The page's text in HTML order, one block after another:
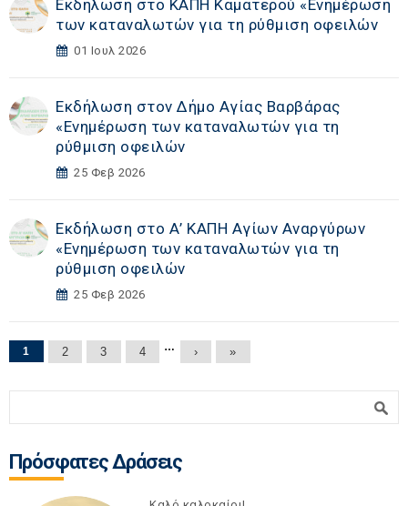
Εκδήλωση στο ΚΑΠΗ Καματερού «Eνημέρωση
των καταναλωτών για τη ρύθμιση οφειλών
01 Ιουλ 2026
Εκδήλωση στoν Δήμο Αγίας Βαρβάρας
«Eνημέρωση των καταναλωτών για τη
ρύθμιση οφειλών
25 Φεβ 2026
Εκδήλωση στο Α’ ΚΑΠΗ Αγίων Αναργύρων
«Eνημέρωση των καταναλωτών για τη
ρύθμιση οφειλών
25 Φεβ 2026
Σελίδες
1 2 3 4 … › »
Πρόσφατες Δράσεις